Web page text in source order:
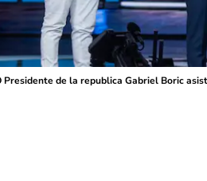
Presidente de la republica Gabriel Boric